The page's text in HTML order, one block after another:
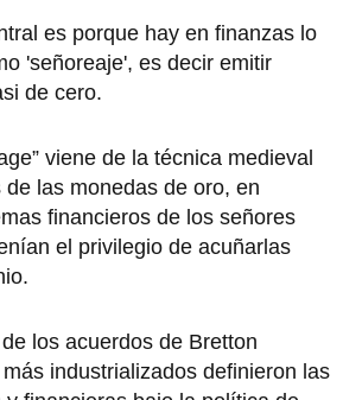
es porque hay en finanzas lo
'señoreaje', es decir emitir
de cero.
viene de la técnica medieval
las monedas de oro, en
financieros de los señores
el privilegio de acuñarlas
los acuerdos de Bretton
industrializados definieron las